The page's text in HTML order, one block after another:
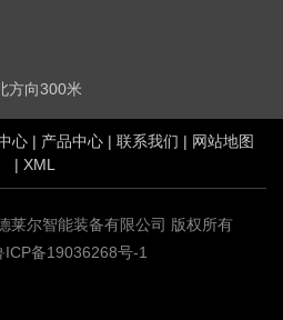
方向300米
心 | 产品中心 | 联系我们 | 网站地图
| XML
莱尔智能装备有限公司 版权所有
ICP备19036268号-1